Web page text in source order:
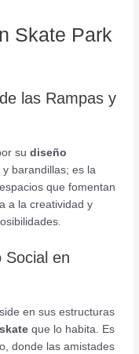
Skate Park
las Rampas y
sudiseño
barandillas; es la
que fomentan
a la creatividad y
Social en
en sus estructuras
que lo habita. Es
donde las amistades